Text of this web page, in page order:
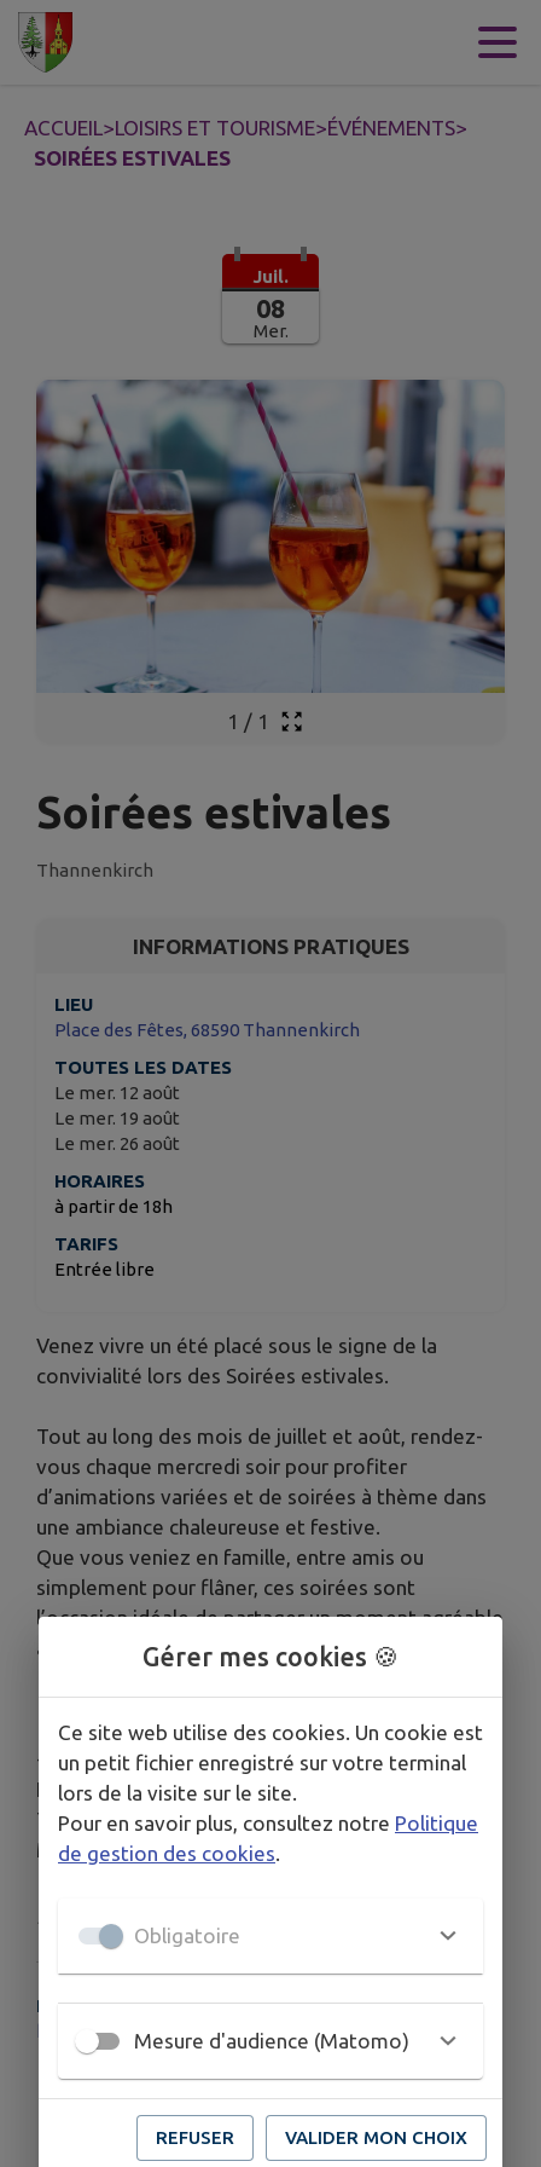
Contenu
ACCUEIL>LOISIRS ET TOURISME>ÉVÉNEMENTS>
SOIRÉES ESTIVALES
Juil.
08
Mer.
1 / 1
Soirées estivales
Thannenkirch
INFORMATIONS PRATIQUES
LIEU
Place des Fêtes, 68590 Thannenkirch
TOUTES LES DATES
Le mer. 12 août
Le mer. 19 août
Le mer. 26 août
HORAIRES
à partir de 18h
TARIFS
Entrée libre
Venez vivre un été placé sous le signe de la
convivialité lors des Soirées estivales.
Tout au long des mois de juillet et août, rendez-
vous chaque mercredi soir pour profiter
d’animations variées et de soirées à thème dans
une ambiance chaleureuse et festive.
Que vous veniez en famille, entre amis ou
simplement pour flâner, ces soirées sont
l’occasion idéale de partager un moment agréable
au cœur d’un cadre naturel exceptionnel.
--
Informations complémentaires:
Téléphone : 07 71 83 67 29
Mél : comitedesfetesthannenkirch@gmail.com
PLUS D'INFORMATIONS
http://www.thannenkirch.fr
Gérer mes cookies 🍪
Ce site web utilise des cookies. Un cookie est
un petit fichier enregistré sur votre terminal
lors de la visite sur le site.
Pour en savoir plus, consultez notre Politique
de gestion des cookies
Obligatoire
Mesure d'audience (Matomo)
REFUSER VALIDER MON CHOIX